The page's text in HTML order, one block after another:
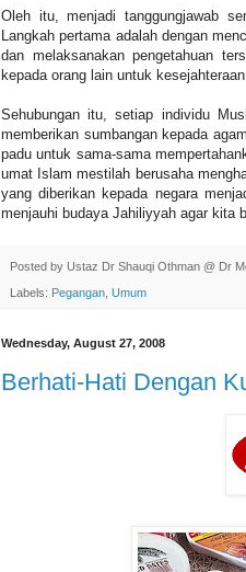
Oleh itu, menjadi tanggungjawab
Langkah pertama adalah dengan
dan melaksanakan pengetahuan
kepada orang lain untuk kesejahteraan
Sehubungan itu, setiap individu
memberikan sumbangan kepada
padu untuk sama-sama
umat Islam mestilah berusaha
yang diberikan kepada negara
menjauhi budaya Jahiliyyah agar kita
Posted by Ustaz Dr Shauqi Othman @ Dr
Labels: Pegangan Umum
Wednesday, August 27, 2008
Berhati-Hati Dengan